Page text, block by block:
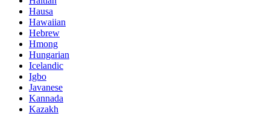
Hausa
Hawaiian
Hebrew
Hmong
Hungarian
Icelandic
Igbo
Javanese
Kannada
Kazakh